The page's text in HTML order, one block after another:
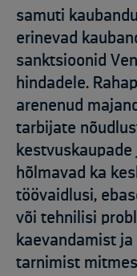
samuti
erinevad
sanktsioonid
hindadele.
arenenud
tarbijate
hõlmavad ka
töövaidlusi,
või tehnilisi
kaevandamist
tarnimist